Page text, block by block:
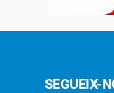
SEGUEIX-